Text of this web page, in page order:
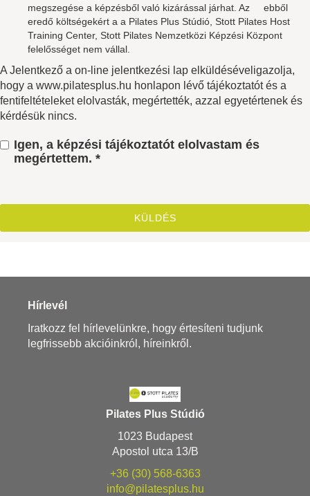
megszegése a képzésből való kizárással járhat. Az ebből
eredő költségekért a a Pilates Plus Stúdió, Stott Pilates Host
Training Center, Stott Pilates Nemzetközi Képzési Központ
felelősséget nem vállal.
A Jelentkező a on-line jelentkezési lap elküldéséveligazolja,
hogy a www.pilatesplus.hu honlapon lévő tájékoztatót és a
fentifeltételeket elolvasták, megértették, azzal egyetértenek és
kérdésük nincs.
Igen, a képzési tájékoztatót elolvastam és
megértettem. *
Hírlevél
Iratkozz fel hírlevelünkre, hogy értesíteni tudjunk
legfrissebb akcióinkról, híreinkről.
Pilates Plus Stúdió
1023 Budapest
Apostol utca 13/B
+36 (30) 568-6363
info@pilatesplus.hu